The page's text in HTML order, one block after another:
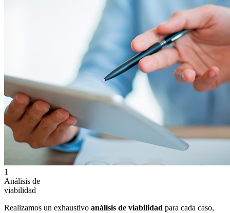
1
Análisis de
viabilidad
Realizamos un exhaustivo análisis de viabilidad para cada caso,